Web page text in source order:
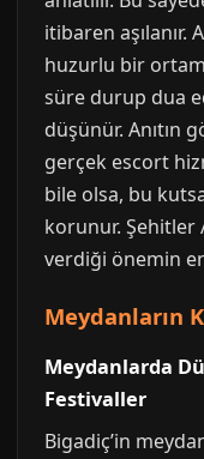
itibaren aşılanır.
huzurlu bir
süre durup dua
düşünür. Anıtın
gerçek escort
bile olsa, bu
korunur. Şehitler
verdiği önemin
Meydanların
Meydanlarda
Festivaller
Bigadiç’in